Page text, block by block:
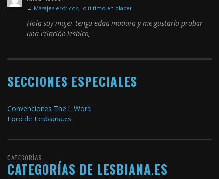
→ Masajes eróticos, lo último en placer
Hola soy mujer tengo edad madura y me gustaría probar
una relación lesbica,
SECCIONES ESPECIALES
Convenciones The L Word
Foro de Lesbiana.es
CATEGORÍAS
CATEGORÍAS DE LESBIANA.ES